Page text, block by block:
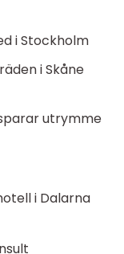
i Stockholm
i Skåne
utrymme
i Dalarna